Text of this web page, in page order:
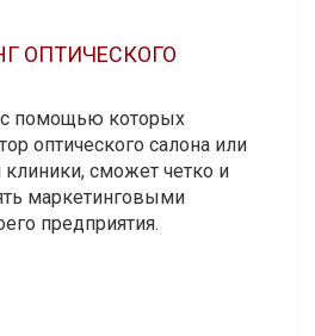
ОПТИЧЕСКОГО
с помощью которых
оптического салона или
сможет четко и
маркетинговыми
предприятия.